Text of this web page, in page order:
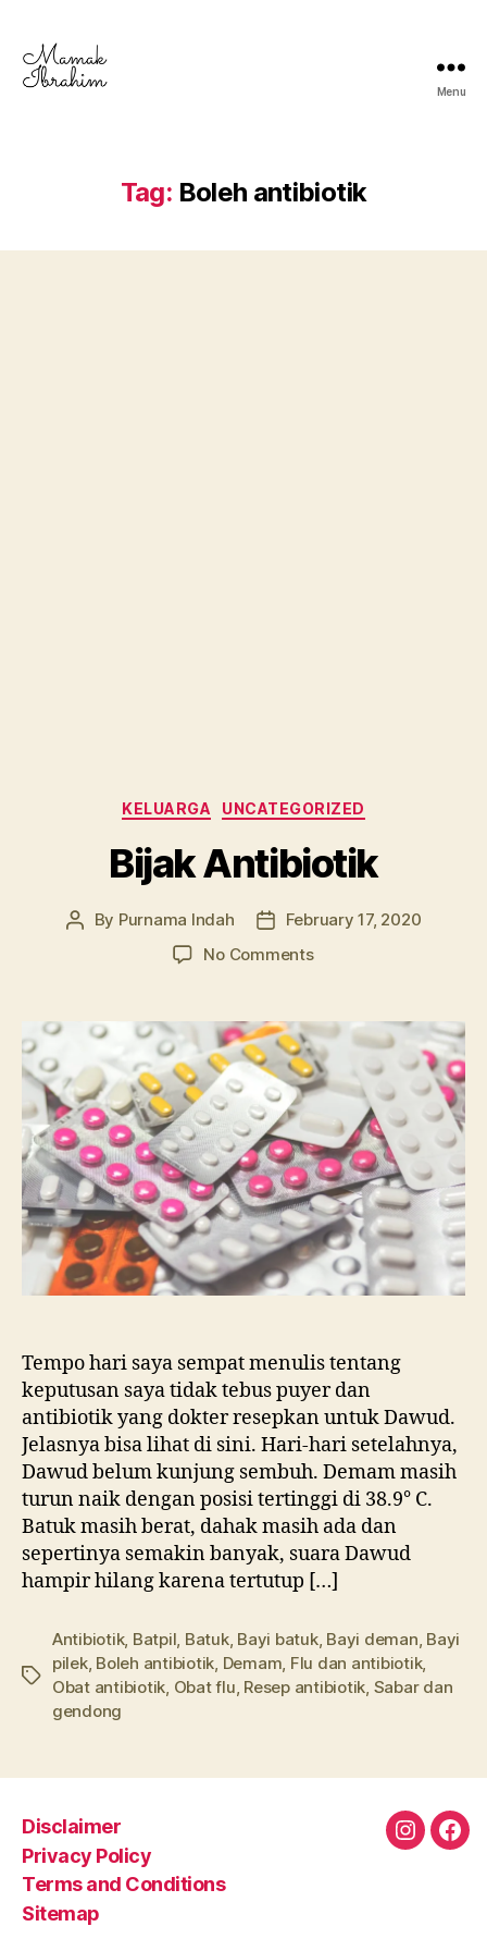
Menu
Tag: Boleh antibiotik
Categories
KELUARGA UNCATEGORIZED
Bijak Antibiotik
Post
By Purnama Indah
PostFebruary 17, 2020
No Commentson
Tempo hari saya sempat menulis tentang
keputusan saya tidak tebus puyer dan
antibiotik yang dokter resepkan untuk Dawud.
Jelasnya bisa lihat di sini. Hari-hari setelahnya,
Dawud belum kunjung sembuh. Demam masih
turun naik dengan posisi tertinggi di 38.9° C.
Batuk masih berat, dahak masih ada dan
sepertinya semakin banyak, suara Dawud
hampir hilang karena tertutup […]
Tags
Antibiotik, Batpil Batuk, Bayi batuk, Bayi deman Bayi
pilek, Boleh antibiotik Demam Flu dan antibiotik,
Obat antibiotik Obat flu Resep antibiotik Sabar dan
gendong
Disclaimer
Privacy Policy
Terms and Conditions
Sitemap